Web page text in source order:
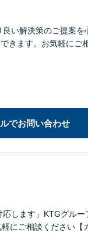
い解決策のご提案
きます。お気軽にご
でお問い合わせ
します」KTGグルー
にご相談ください【